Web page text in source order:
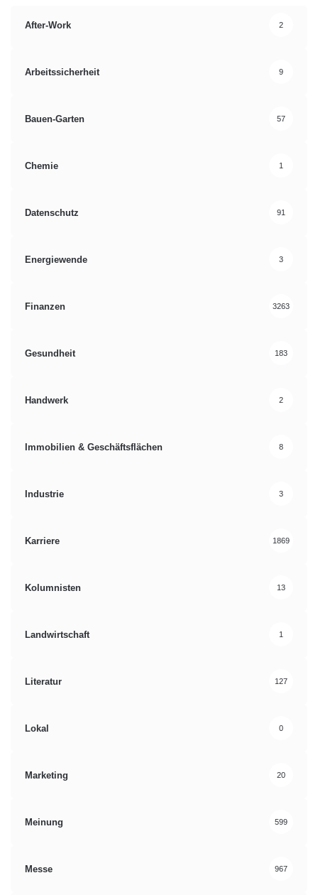
After-Work 2
Arbeitssicherheit 9
Bauen-Garten 57
Chemie 1
Datenschutz 91
Energiewende 3
Finanzen 3263
Gesundheit 183
Handwerk 2
Immobilien & Geschäftsflächen 8
Industrie 3
Karriere 1869
Kolumnisten 13
Landwirtschaft 1
Literatur 127
Lokal 0
Marketing 20
Meinung 599
Messe 967